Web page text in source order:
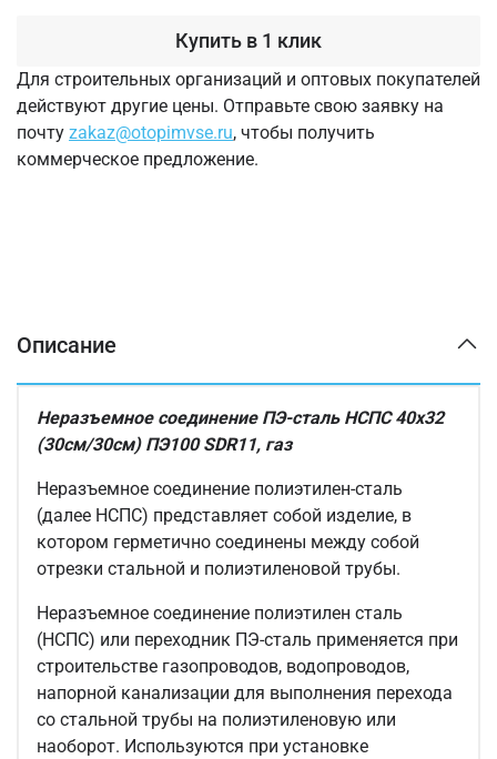
Купить в 1 клик
Для строительных организаций и оптовых покупателей
действуют другие цены. Отправьте свою заявку на
почту zakaz@otopimvse.ru, чтобы получить
коммерческое предложение.
Описание
Неразъемное соединение ПЭ-сталь НСПС 40х32
(30см/30см) ПЭ100 SDR11, газ
Неразъемное соединение полиэтилен-сталь
(далее НСПС) представляет собой изделие, в
котором герметично соединены между собой
отрезки стальной и полиэтиленовой трубы.
Неразъемное соединение полиэтилен сталь
(НСПС) или переходник ПЭ-сталь применяется при
строительстве газопроводов, водопроводов,
напорной канализации для выполнения перехода
со стальной трубы на полиэтиленовую или
наоборот. Используются при установке